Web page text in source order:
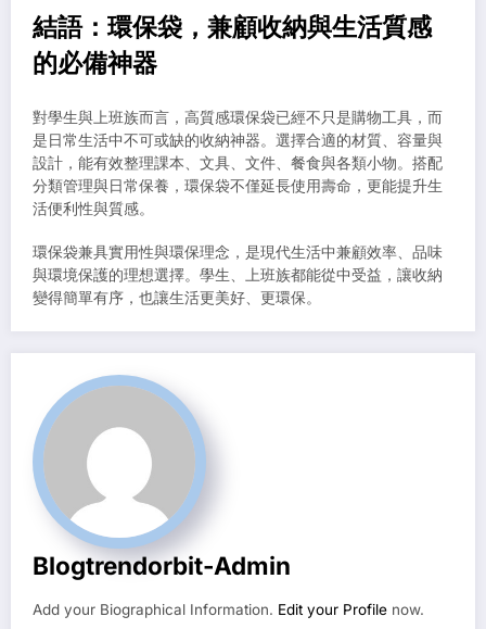
結語：環保袋，兼顧收納與生活質感
的必備神器
對學生與上班族而言，高質感環保袋已經不只是購物工具，而
是日常生活中不可或缺的收納神器。選擇合適的材質、容量與
設計，能有效整理課本、文具、文件、餐食與各類小物。搭配
分類管理與日常保養，環保袋不僅延長使用壽命，更能提升生
活便利性與質感。
環保袋兼具實用性與環保理念，是現代生活中兼顧效率、品味
與環境保護的理想選擇。學生、上班族都能從中受益，讓收納
變得簡單有序，也讓生活更美好、更環保。
Blogtrendorbit-Admin
Add your Biographical Information. Edit your Profile now.